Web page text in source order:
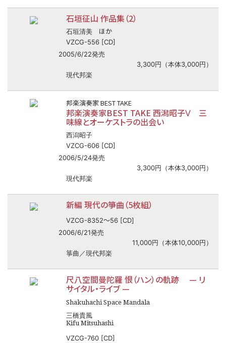
石垣征山 作品集（2）
石垣清美 ほか
VZCG-556 [CD]
2005/6/22発売
3,300円（本体3,000円）
現代邦楽
邦楽演奏家 BEST TAKE
邦楽演奏家BEST TAKE 西潟昭子Ⅴ 三
味線とオーケストラの出会い
西潟昭子
VZCG-606 [CD]
2006/5/24発売
3,300円（本体3,000円）
現代邦楽
新編 現代の箏曲（5枚組）
VZCG-8352〜56 [CD]
2006/6/21発売
11,000円（本体10,000円）
箏曲／現代邦楽
尺八空間曼陀羅 恨（ハン）の軌跡 — リ
サイタル・ライブ—
Shakuhachi Space Mandala
三橋貴風
Kifu Mitsuhashi
VZCG-760 [CD]